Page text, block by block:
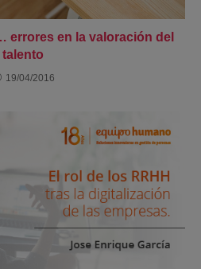
errores en la valoración del
talento
19/04/2016